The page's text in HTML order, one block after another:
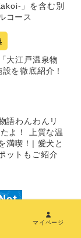
」を含む別
コース
大江戸温泉物
を徹底紹介！
語わんわんリ
よ！ 上質な温
満喫！| 愛犬と
ットもご紹介
マイページ